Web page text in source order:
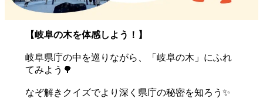
【岐阜の木を体感しよう！】
岐阜県庁の中を巡りながら、「岐阜の木」にふれ
てみよう🌳
なぞ解きクイズでより深く県庁の秘密を知ろう✨